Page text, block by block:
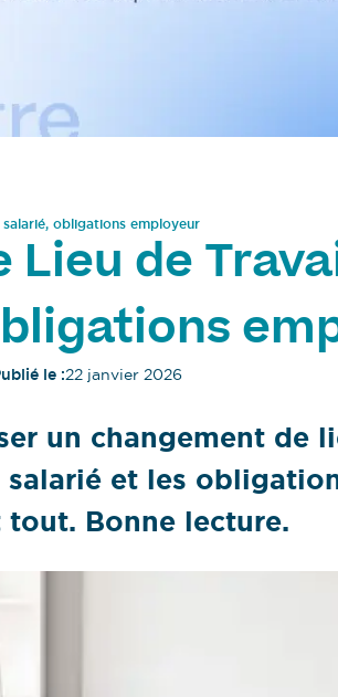
obligations employeur
Lieu de
le :22 janvier 2026
un changement de
et les
Bonne lecture.